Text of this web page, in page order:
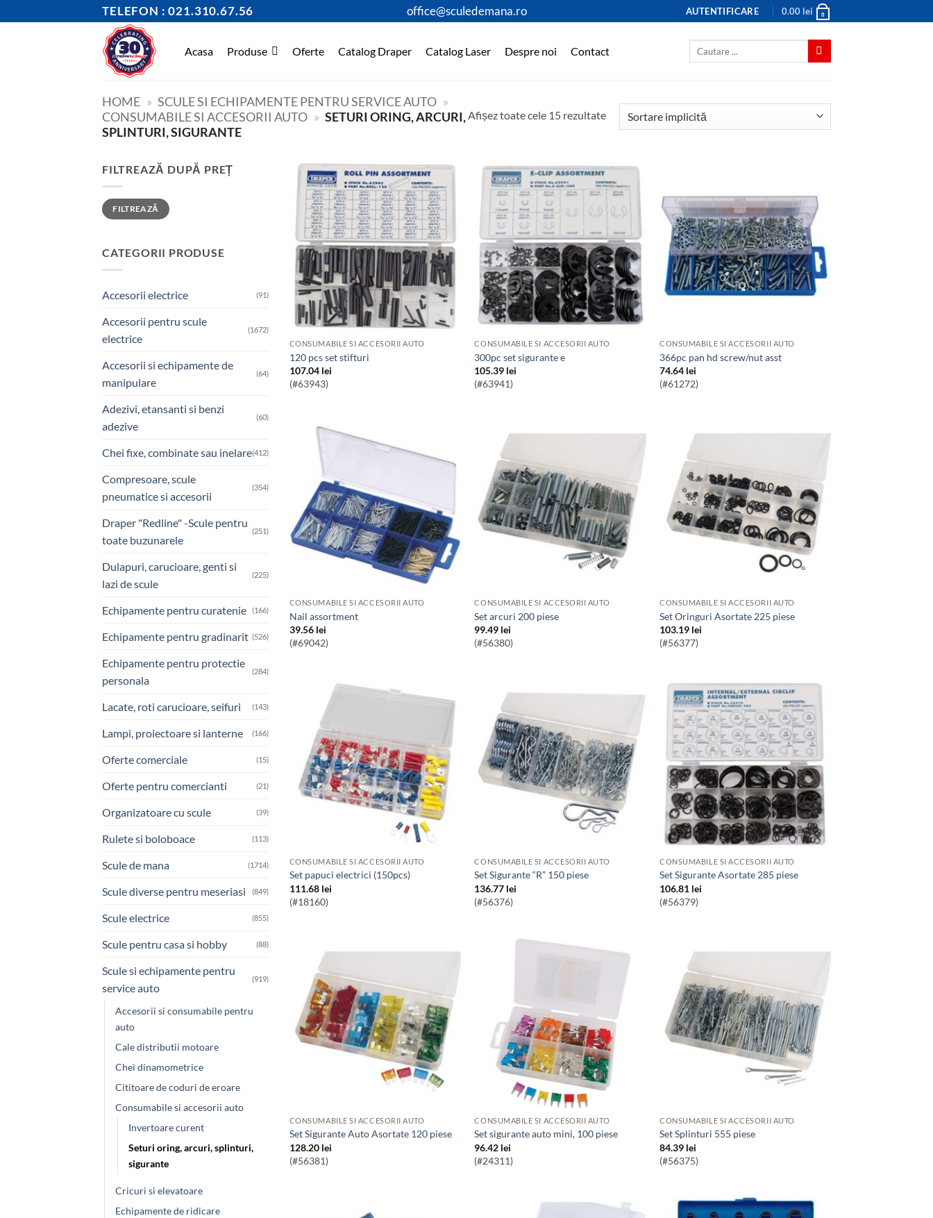
to
TELEFON : 021.310.67.56 office@sculedemana.ro AUTENTIFICARE 0.00 lei 0
Acasa Produse Oferte Catalog Draper Catalog Laser Despre noi Contact
HOME » SCULE SI ECHIPAMENTE PENTRU SERVICE AUTO »
CONSUMABILE SI ACCESORII AUTO » SETURI ORING, ARCURI,
SPLINTURI, SIGURANTE
Afișez toate cele 15 rezultate
FILTREAZĂ DUPĂ PREȚ
Preț
minim
Preț
maxim
FILTREAZĂ
CATEGORII PRODUSE
Accesorii electrice (91)
Accesorii pentru scule
electrice
(1672)
Accesorii si echipamente de
manipulare
(64)
Adezivi, etansanti si benzi
adezive
(60)
Chei fixe, combinate sau inelare(412)
Compresoare, scule
pneumatice si accesorii
(354)
Draper "Redline" -Scule pentru
toate buzunarele
(251)
Dulapuri, carucioare, genti si
lazi de scule
(225)
Echipamente pentru curatenie (166)
Echipamente pentru gradinarit (526)
Echipamente pentru protectie
personala
(284)
Lacate, roti carucioare, seifuri (143)
Lampi, proiectoare si lanterne (166)
Oferte comerciale (15)
Oferte pentru comercianti (21)
Organizatoare cu scule (39)
Rulete si boloboace (113)
Scule de mana (1714)
Scule diverse pentru meseriasi (849)
Scule electrice (855)
Scule pentru casa si hobby (88)
Scule si echipamente pentru
service auto
(919)
Accesorii si consumabile pentru
auto
Cale distributii motoare
Chei dinamometrice
Cititoare de coduri de eroare
Consumabile si accesorii auto
Invertoare curent
Seturi oring, arcuri, splinturi,
sigurante
Cricuri si elevatoare
Echipamente de ridicare
CONSUMABILE SI ACCESORII AUTO
120 pcs set stifturi
107.04 lei
(#63943)
CONSUMABILE SI ACCESORII AUTO
300pc set sigurante e
105.39 lei
(#63941)
CONSUMABILE SI ACCESORII AUTO
366pc pan hd screw/nut asst
74.64 lei
(#61272)
CONSUMABILE SI ACCESORII AUTO
nail assortment
39.56 lei
(#69042)
CONSUMABILE SI ACCESORII AUTO
Set arcuri 200 piese
99.49 lei
(#56380)
CONSUMABILE SI ACCESORII AUTO
Set Oringuri Asortate 225 piese
103.19 lei
(#56377)
CONSUMABILE SI ACCESORII AUTO
Set papuci electrici (150pcs)
111.68 lei
(#18160)
CONSUMABILE SI ACCESORII AUTO
Set Sigurante “R” 150 piese
136.77 lei
(#56376)
CONSUMABILE SI ACCESORII AUTO
Set Sigurante Asortate 285 piese
106.81 lei
(#56379)
CONSUMABILE SI ACCESORII AUTO
Set Sigurante Auto Asortate 120 piese
128.20 lei
(#56381)
CONSUMABILE SI ACCESORII AUTO
Set sigurante auto mini, 100 piese
96.42 lei
(#24311)
CONSUMABILE SI ACCESORII AUTO
Set Splinturi 555 piese
84.39 lei
(#56375)